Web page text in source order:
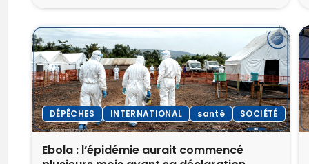
DÉPÊCHES INTERNATIONAL santé SOCIÉTÉ
Ebola : l’épidémie aurait commencé